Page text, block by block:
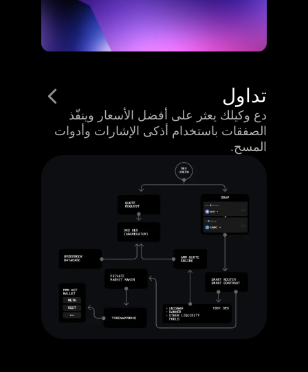
تداول
دع وكيلك يعثر على أفضل الأسعار وينفّذ
الصفقات باستخدام أذكى الإشارات وأدوات
المسح.